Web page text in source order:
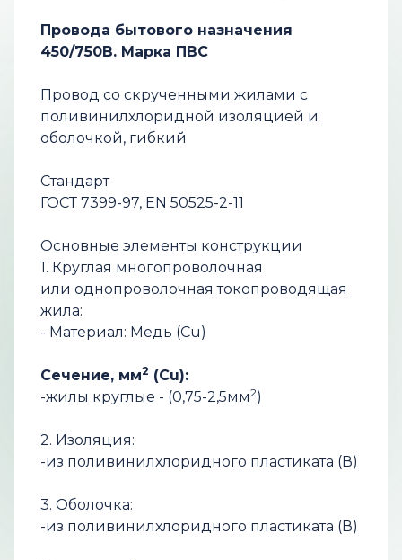
Провода бытового назначения
450/750В. Марка ПВС
Провод со скрученными жилами с
поливинилхлоридной изоляцией и
оболочкой, гибкий
Стандарт
ГОСТ 7399-97, EN 50525-2-11
Основные элементы конструкции
1. Круглая многопроволочная
или однопроволочная токопроводящая
жила:
- Материал: Медь (Cu)
Сечение, мм2 (Cu):
-жилы круглые - (0,75-2,5мм2)
2. Изоляция:
-из поливинилхлоридного пластиката (В)
3. Оболочка:
-из поливинилхлоридного пластиката (В)